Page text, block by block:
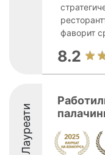
фаворит
8.2
Лауреати